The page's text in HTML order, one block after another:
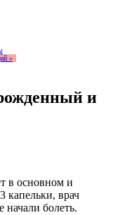
»
и
в основном и
капельки, врач
начали болеть.